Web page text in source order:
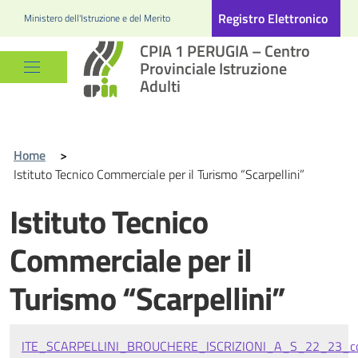
Ministero dell'Istruzione e del Merito Registro Elettronico
CPIA 1 PERUGIA – Centro
Provinciale Istruzione
Adulti
Home
>
Istituto Tecnico Commerciale per il Turismo “Scarpellini”
Istituto Tecnico
Commerciale per il
Turismo “Scarpellini”